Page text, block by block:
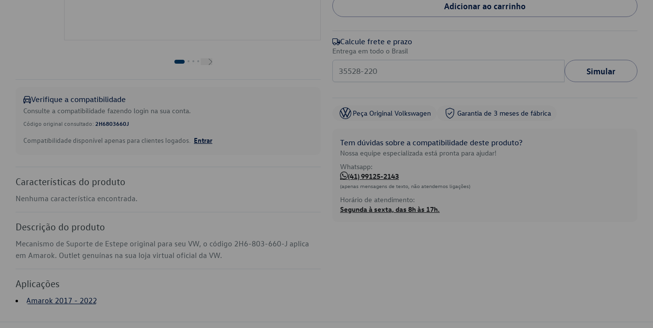
Verifique a compatibilidade
Consulte a compatibilidade fazendo login na sua conta.
Código original consultado: 2H6803660J
Compatibilidade disponível apenas para clientes logados. Entrar
Características do produto
Nenhuma característica encontrada.
Descrição do produto
Mecanismo de Suporte de Estepe original para seu VW, o código 2H6-803-660-J aplica
em Amarok. Outlet genuínas na sua loja virtual oficial da VW.
Aplicações
Amarok 2017 - 2022
Adicionar ao carrinho
Calcule frete e prazo
Entrega em todo o Brasil
Simular
Peça Original Volkswagen Garantia de 3 meses de fábrica
Tem dúvidas sobre a compatibilidade deste produto?
Nossa equipe especializada está pronta para ajudar!
Whatsapp:
(41) 99125-2143
(apenas mensagens de texto, não atendemos ligações)
Horário de atendimento:
Segunda à sexta, das 8h às 17h.